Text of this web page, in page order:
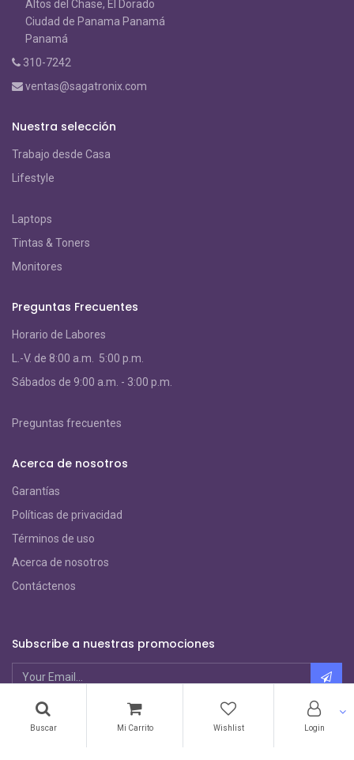
Buscar Mi Carrito Wishlist Login
Altos del Chase, El Dorado
Ciudad de Panama Panamá
Panamá
310-7242
ventas@sagatronix.com
Nuestra selección
Trabajo desde Casa
Lifestyle
Laptops
Tintas & Toners
Monitores
Preguntas Frecuentes
Horario de Labores
L.-V. de 8:00 a.m. 5:00 p.m.
Sábados de 9:00 a.m. - 3:00 p.m.
Preguntas frecuentes
Acerca de nosotros
Garantías
Políticas de privacidad
Términos de uso
Acerca de nosotros
Contáctenos
Subscribe a nuestras promociones
Métodos de Pago